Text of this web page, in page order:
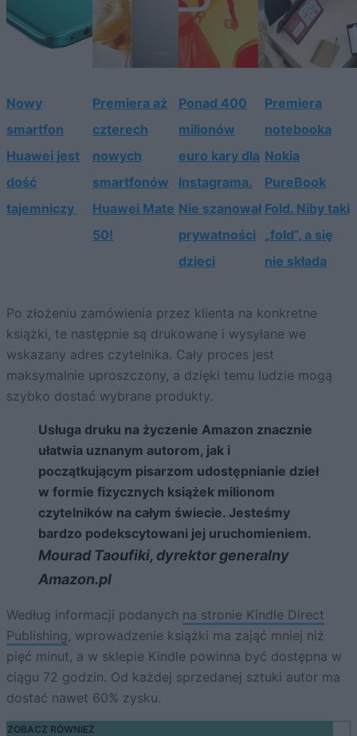
Nowy
smartfon
Huawei jest
dość
tajemniczy
Premiera aż
czterech
nowych
smartfonów
Huawei Mate
50!
Ponad 400
milionów
euro kary dla
Instagrama.
Nie szanował
prywatności
dzieci
Premiera
notebooka
Nokia
PureBook
Fold. Niby taki
„fold”, a się
nie składa
Po złożeniu zamówienia przez klienta na konkretne
książki, te następnie są drukowane i wysyłane we
wskazany adres czytelnika. Cały proces jest
maksymalnie uproszczony, a dzięki temu ludzie mogą
szybko dostać wybrane produkty.
Usługa druku na życzenie Amazon znacznie
ułatwia uznanym autorom, jak i
początkującym pisarzom udostępnianie dzieł
w formie fizycznych książek milionom
czytelników na całym świecie. Jesteśmy
bardzo podekscytowani jej uruchomieniem.
Mourad Taoufiki, dyrektor generalny
Amazon.pl
Według informacji podanych na stronie Kindle Direct
Publishing , wprowadzenie książki ma zająć mniej niż
pięć minut, a w sklepie Kindle powinna być dostępna w
ciągu 72 godzin. Od każdej sprzedanej sztuki autor ma
dostać nawet 60% zysku.
ZOBACZ RÓWNIEŻ